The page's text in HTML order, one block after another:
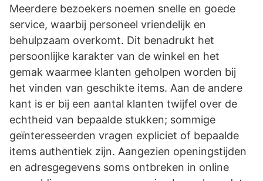
Meerdere bezoekers noemen snelle en goede
service, waarbij personeel vriendelijk en
behulpzaam overkomt. Dit benadrukt het
persoonlijke karakter van de winkel en het
gemak waarmee klanten geholpen worden bij
het vinden van geschikte items. Aan de andere
kant is er bij een aantal klanten twijfel over de
echtheid van bepaalde stukken; sommige
geïnteresseerden vragen expliciet of bepaalde
items authentiek zijn. Aangezien openingstijden
en adresgegevens soms ontbreken in online